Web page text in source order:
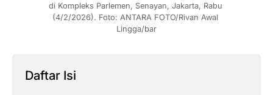
di Kompleks Parlemen, Senayan, Jakarta, Rabu
(4/2/2026). Foto: ANTARA FOTO/Rivan Awal
Lingga/bar
Daftar Isi